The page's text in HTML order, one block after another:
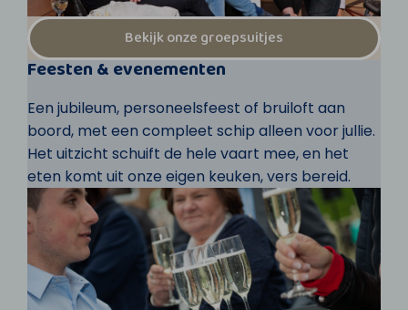
Bekijk onze groepsuitjes
Feesten & evenementen
Een jubileum, personeelsfeest of bruiloft aan
boord, met een compleet schip alleen voor jullie.
Het uitzicht schuift de hele vaart mee, en het
eten komt uit onze eigen keuken, vers bereid.